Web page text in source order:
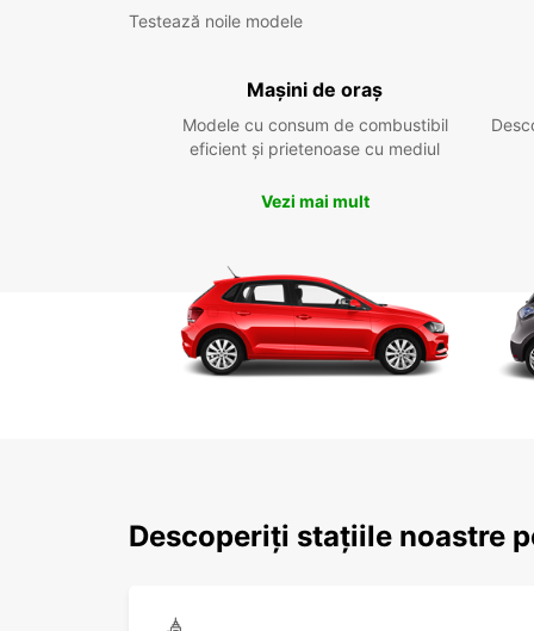
Testează noile modele
Mașini de oraș
Modele cu consum de combustibil
eficient și prietenoase cu mediul
Vezi mai mult
Descoperiți stațiile noastre